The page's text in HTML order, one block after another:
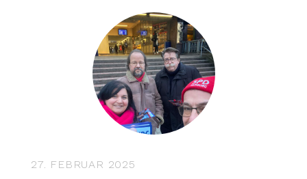
27. FEBRUAR 2025